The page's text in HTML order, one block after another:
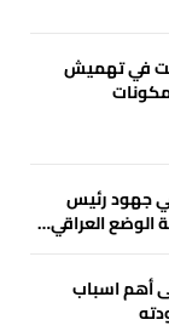
في تهميش
جهود رئيس
الوضع العراقي…
أهم اسباب